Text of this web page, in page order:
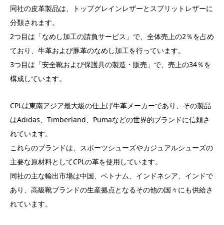
同社の皮革製品は、トップグレインレザーとスプリットレザーに
分類されます。
2つ目は「なめし加工の請負サービス」で、全体売上の2％を占め
ており、牛革および豚革のなめし加工を行っています。
3つ目は「安全靴および保護具の製造・販売」で、売上の34％を
構成しています。
CPLは東南アジア最大級の仕上げ牛革メーカーであり、その製品
はAdidas、Timberland、Pumaなどの世界的ブランドに信頼さ
れています。
これらのブランドは、スポーツシューズやカジュアルシューズの
主要な原材料としてCPLの革を使用しています。
同社の主な輸出市場は中国、ベトナム、インドネシア、インドで
あり、高級靴ブランドの生産拠点となるその他の国々にも供給さ
れています。